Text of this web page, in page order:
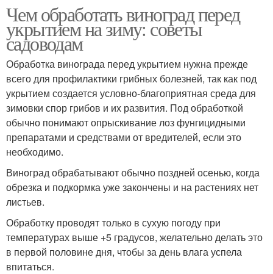
Чем обработать виноград перед
укрытием на зиму: советы
садоводам
Обработка винограда перед укрытием нужна прежде
всего для профилактики грибных болезней, так как под
укрытием создается условно-благоприятная среда для
зимовки спор грибов и их развития. Под обработкой
обычно понимают опрыскивание лоз фунгицидными
препаратами и средствами от вредителей, если это
необходимо.
Виноград обрабатывают обычно поздней осенью, когда
обрезка и подкормка уже закончены и на растениях нет
листьев.
Обработку проводят только в сухую погоду при
температурах выше +5 градусов, желательно делать это
в первой половине дня, чтобы за день влага успела
впитаться.